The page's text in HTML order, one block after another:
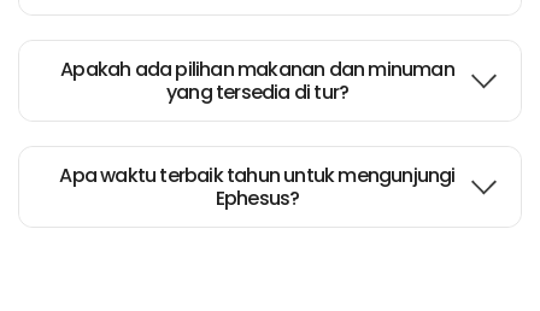
Apakah ada pilihan makanan dan minuman
yang tersedia di tur?
Apa waktu terbaik tahun untuk mengunjungi
Ephesus?